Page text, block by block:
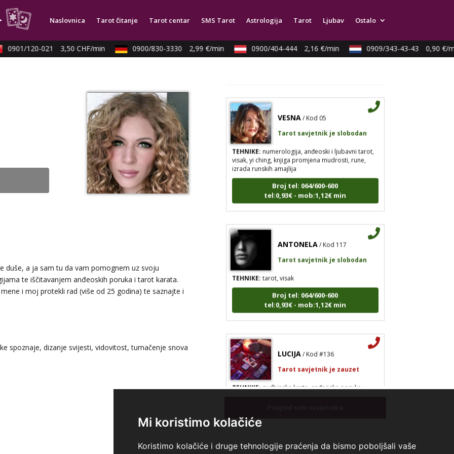
Mi koristimo kolačiće
Koristimo kolačiće i druge tehnologije praćenja da bismo poboljšali vaše
Naslovnica Tarot čitanje Tarot centar SMS Tarot Astrologija Tarot Ljubav Ostalo
0901/120-021 3,50 CHF/min 0900/830-3330 2,99 €/min 0900/404-444 2,16 €/min 0909/343-43-43 0,90 €/
duše, a ja sam tu da vam pomognem uz svoju
te iščitavanjem anđeoskih poruka i tarot karata.
i moj protekli rad (više od 25 godina) te saznajte i
spoznaje, dizanje svijesti, vidovitost, tumačenje snova
tumačenje snova, rune, kristali, reiki, terapija
energijama
Broj tel: 064/600-600
VESNA / Kod 05
Tarot savjetnik je slobodan
TEHNIKE: numerologija, anđeoski i ljubavni tarot,
visak, yi ching, knjiga promjena mudrosti, rune,
izrada runskih amajlija
Broj tel: 064/600-600
tel:0,93€ - mob:1,12€ min
ANTONELA / Kod 117
Tarot savjetnik je slobodan
TEHNIKE: tarot, visak
Broj tel: 064/600-600
tel:0,93€ - mob:1,12€ min
LUCIJA / Kod #136
Tarot savjetnik je zauzet
TEHNIKE: sudbinske karte, anđeoske poruke